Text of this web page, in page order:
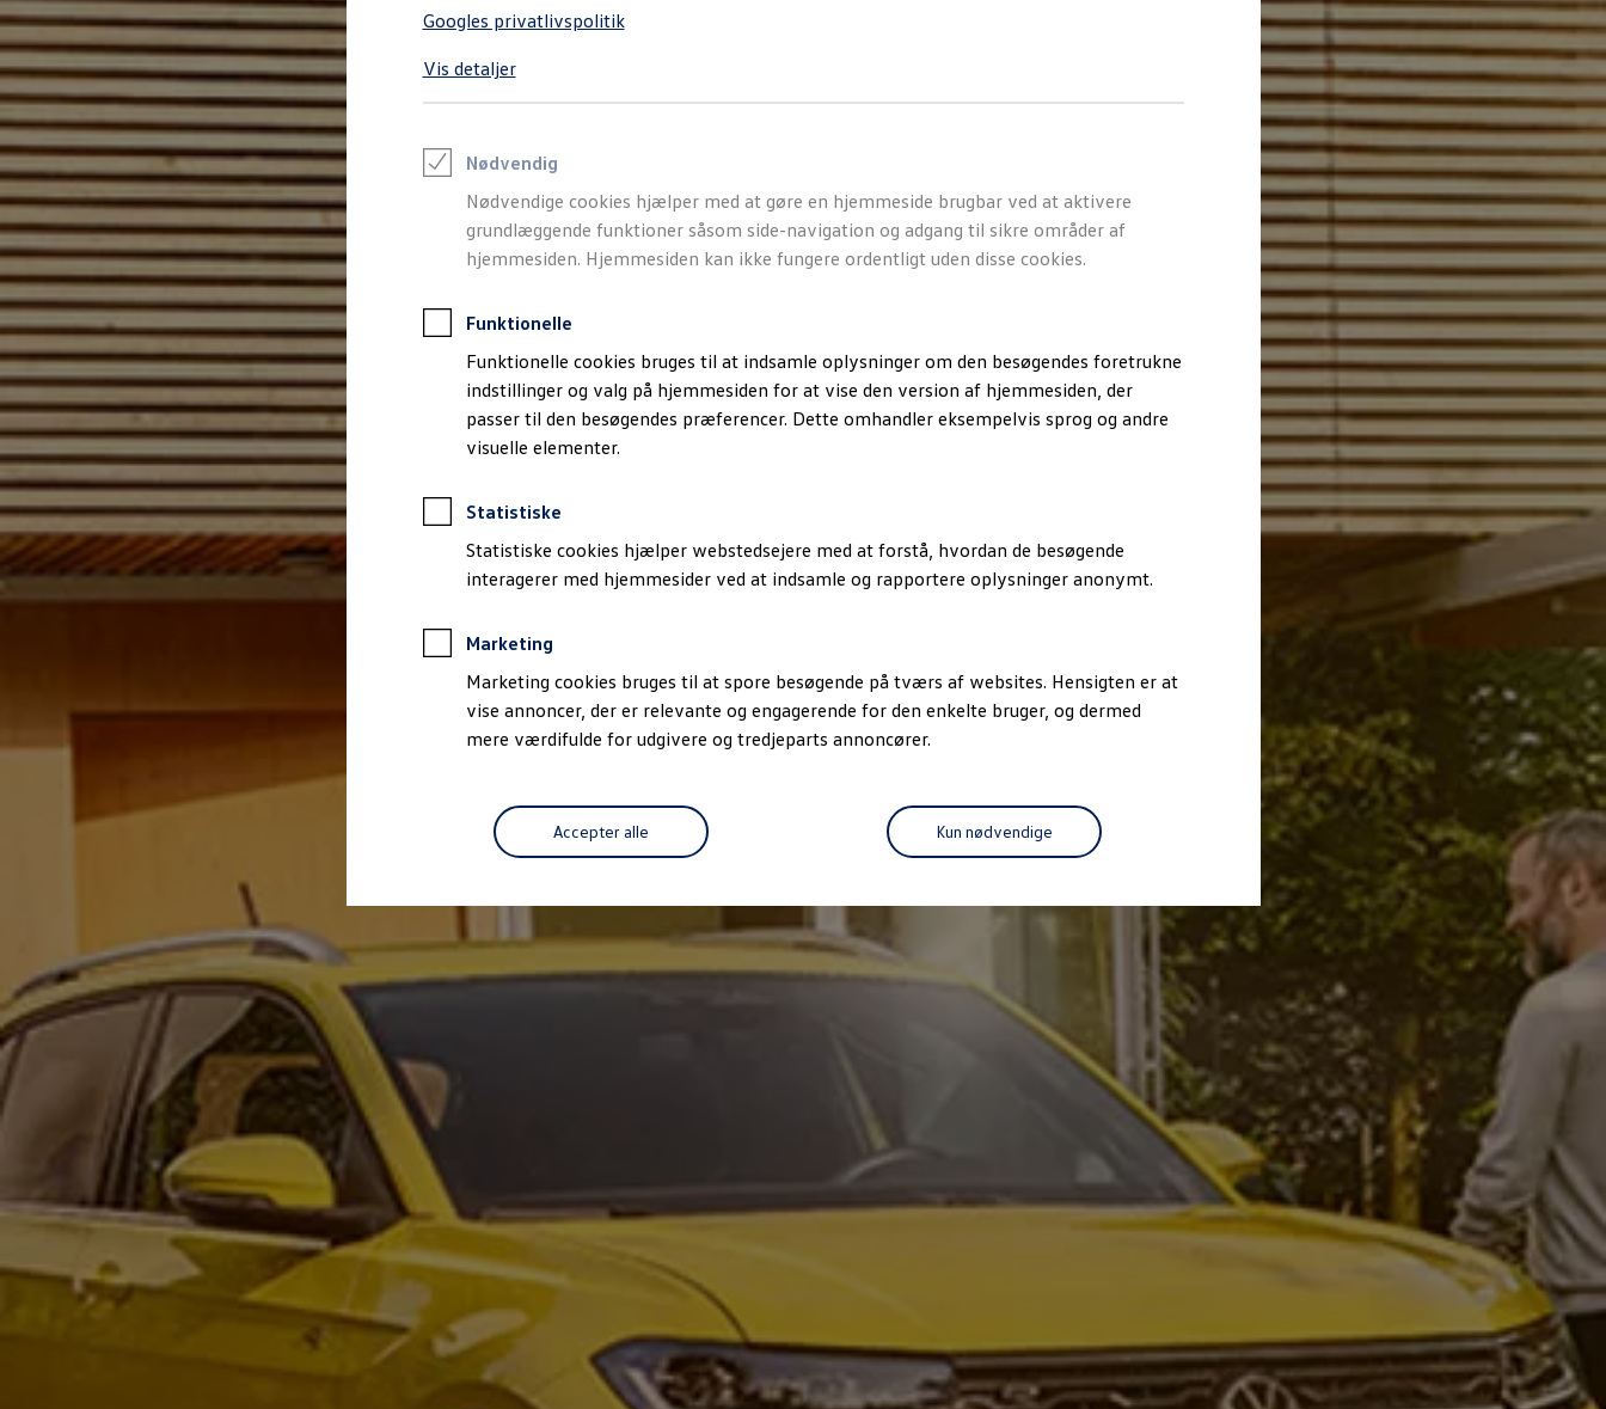
Googles privatlivspolitik
Vis detaljer
Nødvendig
Nødvendige cookies hjælper med at gøre en hjemmeside brugbar ved at aktivere
grundlæggende funktioner såsom side-navigation og adgang til sikre områder af
hjemmesiden. Hjemmesiden kan ikke fungere ordentligt uden disse cookies.
Funktionelle
Funktionelle cookies bruges til at indsamle oplysninger om den besøgendes foretrukne
indstillinger og valg på hjemmesiden for at vise den version af hjemmesiden, der
passer til den besøgendes præferencer. Dette omhandler eksempelvis sprog og andre
visuelle elementer.
Statistiske
Statistiske cookies hjælper webstedsejere med at forstå, hvordan de besøgende
interagerer med hjemmesider ved at indsamle og rapportere oplysninger anonymt.
Marketing
Marketing cookies bruges til at spore besøgende på tværs af websites. Hensigten er at
vise annoncer, der er relevante og engagerende for den enkelte bruger, og dermed
mere værdifulde for udgivere og tredjeparts annoncører.
Accepter alle Kun nødvendige
Varebiler på el
Elektromobilitet i dagligdagen
Eldrevne modeller
ID. Buzz Cargo
Opladning og Rækkevidde
Opladning med Clever
Opladning med Clever - Erhvervsbiler
We Charge
Udregn din rækkevidde
Udregn din ladetid
Planlæg din rute
Teknologi og Batteri
Lær din ID. at kende
Varmepumpe
Energieffektivitet
Teaser Battery Regulation
Software og konnektivitet
ID. Software 6.0
ID.- softwareversioner og opdateringer
Grænseflader til din ID.
Køb og leasing
Lagerbiler til hurtig levering
Privatleasing
Nyheder og aktuelle kampagner
Book en prøvetur
Bestil et tilbud
Brugte biler
Book tid på værkstedet
Service på elbiler
Fordele ved autoriseret værksted
Brugbar information
Softwareopdateringer
Servicefordele
Digitale ekstrafunktioner
Se tjenesterne til din model
Volkswagen-apps, login og shop
Forbind mobiltelefonen med bilen
Opdateringer til software, kort og radio
Fleet Interface Data
MinVolkswagen
Digital instruktionsbog
Tilbehør
Tilbehør til din personbil
Tilbehør til din erhvervsbil
Fordele ved at vælge autoriseret værksted til din erhvervsbil
Om Volkswagen
Nyheder
Kalenderbillede